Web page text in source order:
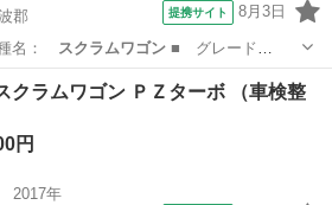
郡
提携サイト 8月3日
名： スクラムワゴン■ グレード
クラムワゴン ＰＺターボ （車検整
円
2017年